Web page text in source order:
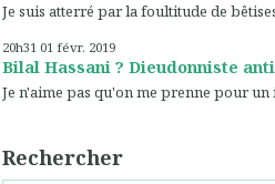
Je suis atterré par la foultitude de
20h31 01 févr. 2019
Bilal Hassani ? Dieudonniste
Je n'aime pas qu'on me prenne pour un
Rechercher